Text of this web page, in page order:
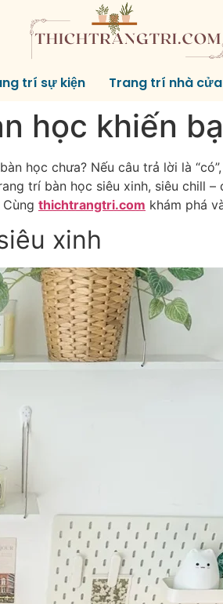
trí sự kiện Trang trí nhà cửa
học khiến
học chưa? Nếu câu trả lời là
trí bàn học siêu xinh, siêu chill
thichtrangtri.com khám phá
xinh